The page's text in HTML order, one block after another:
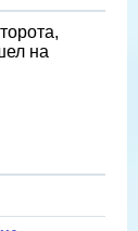
на